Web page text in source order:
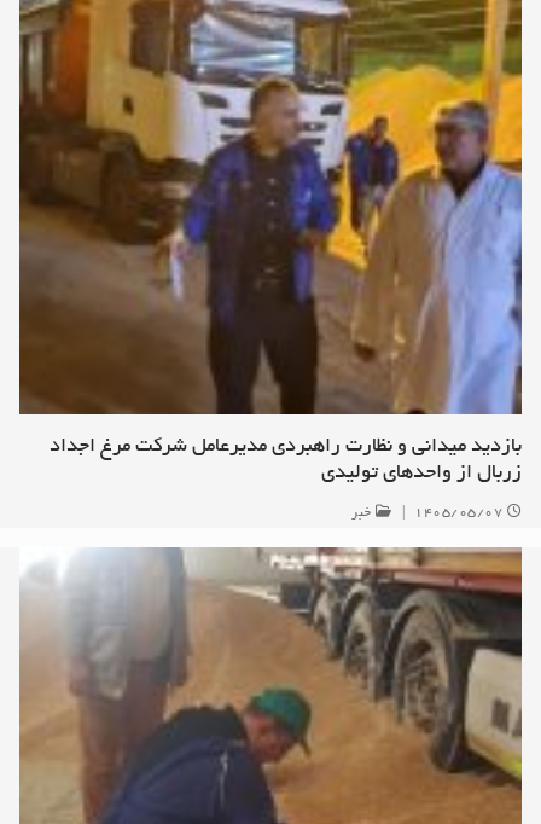
بازدید میدانی و نظارت راهبردی مدیرعامل شرکت مرغ اجداد
زربال از واحدهای تولیدی
۱۴۰۵/۰۵/۰۷ خبر